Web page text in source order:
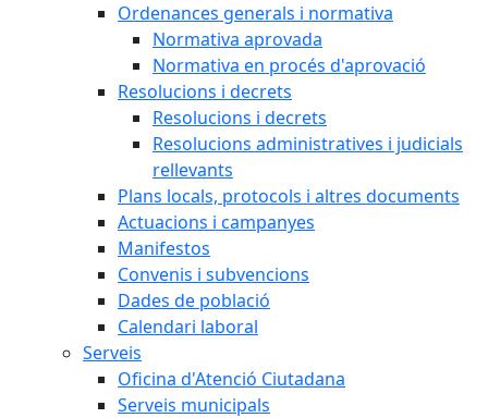
Ordenances generals i normativa
Normativa aprovada
Normativa en procés d'aprovació
Resolucions i decrets
Resolucions i decrets
Resolucions administratives i judicials
rellevants
Plans locals, protocols i altres documents
Actuacions i campanyes
Manifestos
Convenis i subvencions
Dades de població
Calendari laboral
Serveis
Oficina d'Atenció Ciutadana
Serveis municipals